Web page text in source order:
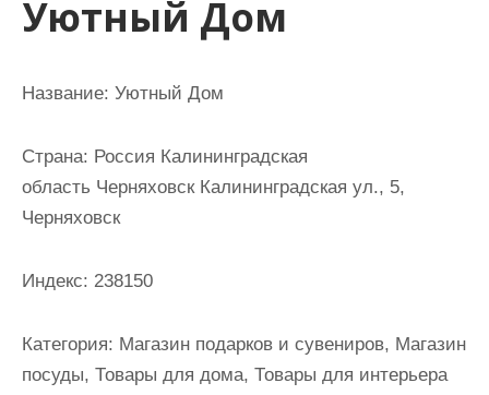
Уютный Дом
Название: Уютный Дом
Страна: Россия Калининградская
область Черняховск Калининградская ул., 5,
Черняховск
Индекс: 238150
Категория: Магазин подарков и сувениров, Магазин
посуды, Товары для дома, Товары для интерьера